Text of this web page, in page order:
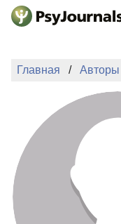
Перейти к основному
Регистрация
Главная Авторы